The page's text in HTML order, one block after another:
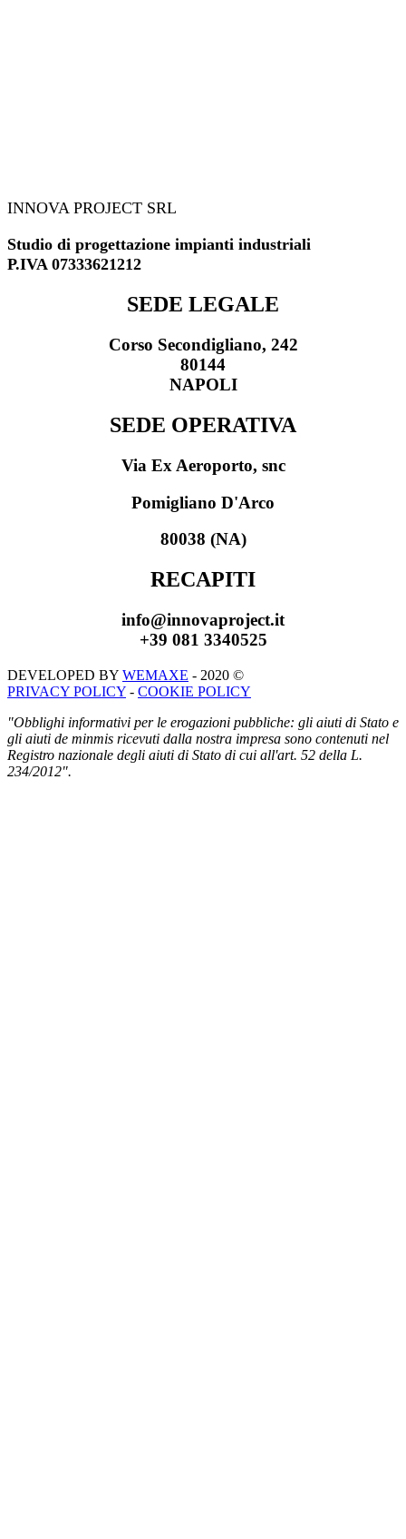
INNOVA PROJECT SRL
Studio di progettazione impianti industriali
P.IVA 07333621212
SEDE LEGALE
Corso Secondigliano, 242
80144
NAPOLI
SEDE OPERATIVA
Via Ex Aeroporto, snc
Pomigliano D'Arco
80038 (NA)
RECAPITI
info@innovaproject.it
+39 081 3340525
DEVELOPED BY WEMAXE - 2020 ©
PRIVACY POLICY - COOKIE POLICY
"Obblighi informativi per le erogazioni pubbliche: gli aiuti di Stato e
gli aiuti de minmis ricevuti dalla nostra impresa sono contenuti nel
Registro nazionale degli aiuti di Stato di cui all'art. 52 della L.
234/2012".